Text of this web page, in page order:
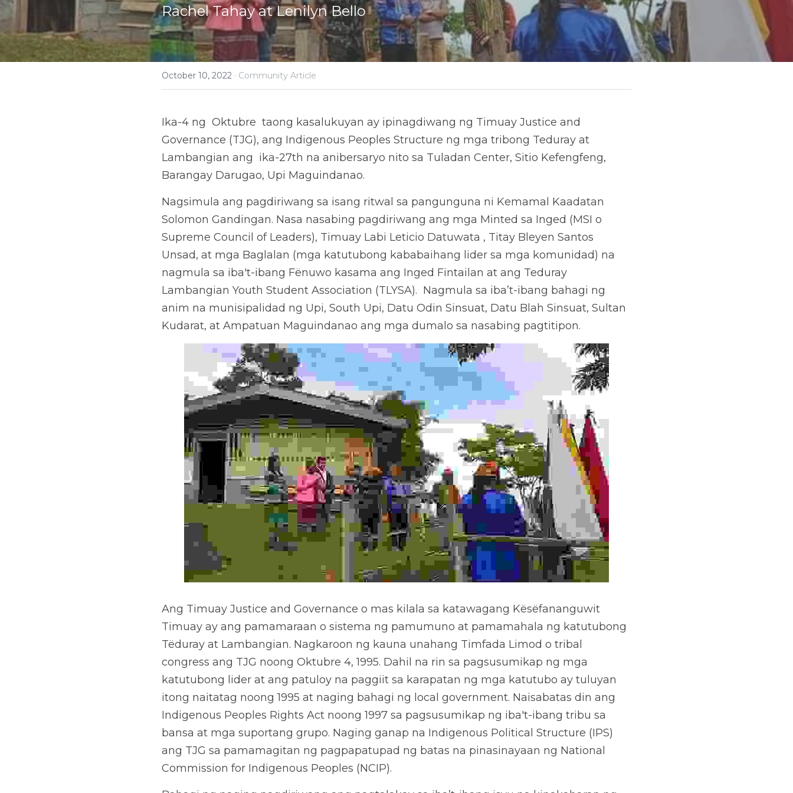
Rachel Tahay at Lenilyn Bello
October 10, 2022 · Community Article
Ika-4 ng  Oktubre  taong kasalukuyan ay ipinagdiwang ng Timuay Justice and
Governance (TJG), ang Indigenous Peoples Structure ng mga tribong Teduray at
Lambangian ang  ika-27th na anibersaryo nito sa Tuladan Center, Sitio Kefengfeng,
Barangay Darugao, Upi Maguindanao.
Nagsimula ang pagdiriwang sa isang ritwal sa pangunguna ni Kemamal Kaadatan
Solomon Gandingan. Nasa nasabing pagdiriwang ang mga Minted sa Inged (MSI o
Supreme Council of Leaders), Timuay Labi Leticio Datuwata , Titay Bleyen Santos
Unsad, at mga Baglalan (mga katutubong kababaihang lider sa mga komunidad) na
nagmula sa iba't-ibang Fënuwo kasama ang Inged Fintailan at ang Teduray
Lambangian Youth Student Association (TLYSA).  Nagmula sa iba’t-ibang bahagi ng
anim na munisipalidad ng Upi, South Upi, Datu Odin Sinsuat, Datu Blah Sinsuat, Sultan
Kudarat, at Ampatuan Maguindanao ang mga dumalo sa nasabing pagtitipon.
Ang Timuay Justice and Governance o mas kilala sa katawagang Kësëfananguwit
Timuay ay ang pamamaraan o sistema ng pamumuno at pamamahala ng katutubong
Tëduray at Lambangian. Nagkaroon ng kauna unahang Timfada Limod o tribal
congress ang TJG noong Oktubre 4, 1995. Dahil na rin sa pagsusumikap ng mga
katutubong lider at ang patuloy na paggiit sa karapatan ng mga katutubo ay tuluyan
itong naitatag noong 1995 at naging bahagi ng local government. Naisabatas din ang
Indigenous Peoples Rights Act noong 1997 sa pagsusumikap ng iba't-ibang tribu sa
bansa at mga suportang grupo. Naging ganap na Indigenous Political Structure (IPS)
ang TJG sa pamamagitan ng pagpapatupad ng batas na pinasinayaan ng National
Commission for Indigenous Peoples (NCIP).